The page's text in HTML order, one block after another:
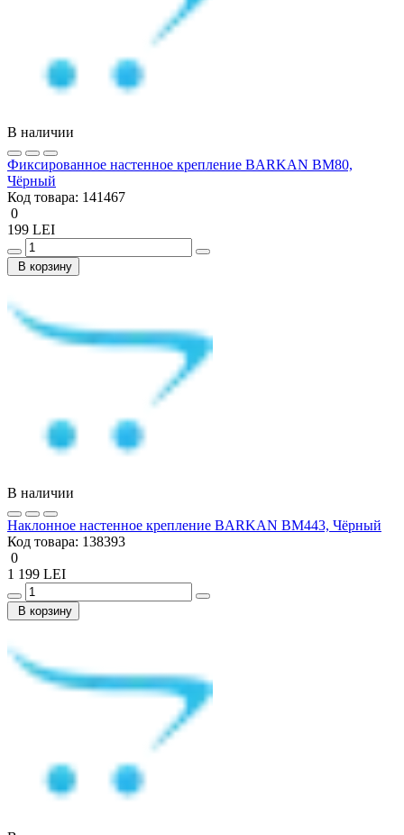
В наличии
Фиксированное настенное крепление BARKAN BM80,
Чёрный
Код товара: 141467
0
199 LEI
В корзину
В наличии
Наклонное настенное крепление BARKAN BM443, Чёрный
Код товара: 138393
0
1 199 LEI
В корзину